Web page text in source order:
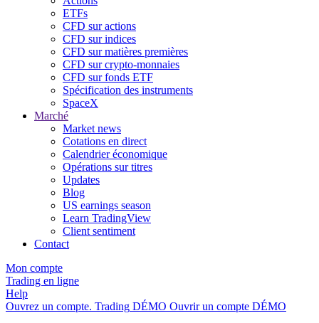
ETFs
CFD sur actions
CFD sur indices
CFD sur matières premières
CFD sur crypto-monnaies
CFD sur fonds ETF
Spécification des instruments
SpaceX
Marché
Market news
Cotations en direct
Calendrier économique
Opérations sur titres
Updates
Blog
US earnings season
Learn TradingView
Client sentiment
Contact
Mon compte
Trading en ligne
Help
Ouvrez un compte. Trading DÉMO Ouvrir un compte DÉMO